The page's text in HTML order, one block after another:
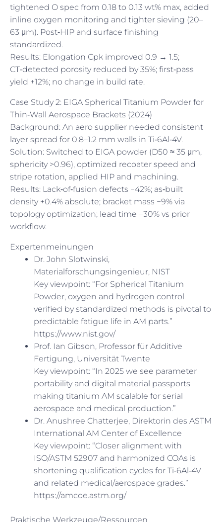
tightened O spec from 0.18 to 0.13 wt% max, added
inline oxygen monitoring and tighter sieving (20–
63 μm). Post‑HIP and surface finishing
standardized.
Results: Elongation Cpk improved 0.9 → 1.5;
CT‑detected porosity reduced by 35%; first‑pass
yield +12%; no change in build rate.
Case Study 2: EIGA Spherical Titanium Powder for
Thin‑Wall Aerospace Brackets (2024)
Background: An aero supplier needed consistent
layer spread for 0.8–1.2 mm walls in Ti‑6Al‑4V.
Solution: Switched to EIGA powder (D50 ≈ 35 μm,
sphericity >0.96), optimized recoater speed and
stripe rotation, applied HIP and machining.
Results: Lack‑of‑fusion defects −42%; as‑built
density +0.4% absolute; bracket mass −9% via
topology optimization; lead time −30% vs prior
workflow.
Expertenmeinungen
Dr. John Slotwinski,
Materialforschungsingenieur, NIST
Key viewpoint: “For Spherical Titanium
Powder, oxygen and hydrogen control
verified by standardized methods is pivotal to
predictable fatigue life in AM parts.”
https://www.nist.gov/
Prof. Ian Gibson, Professor für Additive
Fertigung, Universität Twente
Key viewpoint: “In 2025 we see parameter
portability and digital material passports
making titanium AM scalable for serial
aerospace and medical production.”
Dr. Anushree Chatterjee, Direktorin des ASTM
International AM Center of Excellence
Key viewpoint: “Closer alignment with
ISO/ASTM 52907 and harmonized COAs is
shortening qualification cycles for Ti‑6Al‑4V
and related medical/aerospace grades.”
https://amcoe.astm.org/
Praktische Werkzeuge/Ressourcen